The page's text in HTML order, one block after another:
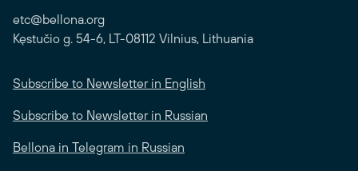
etc@bellona.org
Kęstučio g. 54-6, LT-08112 Vilnius, Lithuania
Subscribe to Newsletter in English
Subscribe to Newsletter in Russian
Bellona in Telegram in Russian